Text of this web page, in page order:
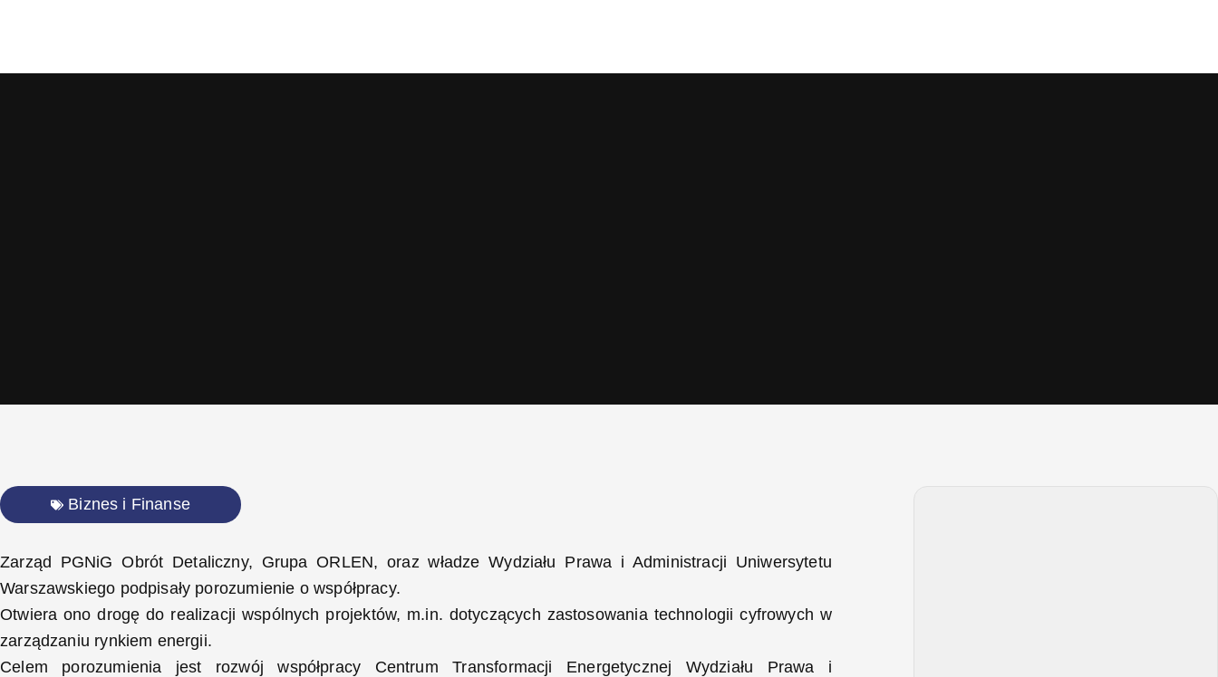
Biznes i Finanse
Zarząd PGNiG Obrót Detaliczny, Grupa ORLEN, oraz władze Wydziału Prawa i Administracji Uniwersytetu
Warszawskiego podpisały porozumienie o współpracy.
Otwiera ono drogę do realizacji wspólnych projektów, m.in. dotyczących zastosowania technologii cyfrowych w
zarządzaniu rynkiem energii.
Celem porozumienia jest rozwój współpracy Centrum Transformacji Energetycznej Wydziału Prawa i